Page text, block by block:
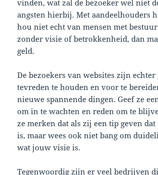
vinden, wat zal de bezoeker wel niet
angsten hierbij. Met aandeelhouders
hou niet echt van mensen met
zonder visie of betrokkenheid, dan
geld.
De bezoekers van websites zijn echter
tevreden te houden en voor te
nieuwe spannende dingen. Geef ze
om in te wachten en reden om te
ze merken dat als zij een tip geven
is, maar wees ook niet bang om
wat jouw visie is.
Tegenwoordig zijn er veel bedrijven